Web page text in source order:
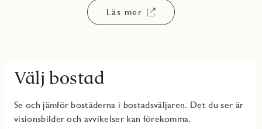
Läs mer
Välj bostad
Se och jämför bostäderna i bostadsväljaren. Det du ser är
visionsbilder och avvikelser kan förekomma.